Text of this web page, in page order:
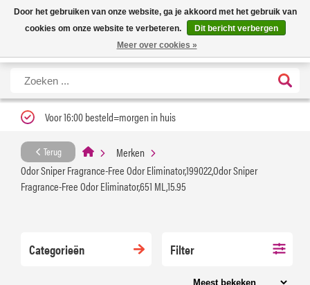
Nieuwe levertijd: 1 tot 3 werkdagen | Nu 25% korting op gehele assortiment
Carfume met kortingscode ''verfrissend''
X
Voor 16:00 besteld=morgen in huis
Terug
Merken
Odor Sniper Fragrance-Free Odor Eliminator,199022,Odor Sniper
Fragrance-Free Odor Eliminator,651 ML,15.95
Categorieën Filter
Door het gebruiken van onze website, ga je akkoord met het gebruik van
cookies om onze website te verbeteren.
Dit bericht verbergen
Meer over cookies »